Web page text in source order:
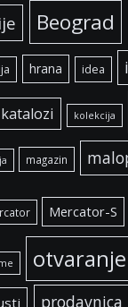
Beograd
hrana idea
katalozi kolekcija
magazin
Mercator-S
otvaranje
prodavnica